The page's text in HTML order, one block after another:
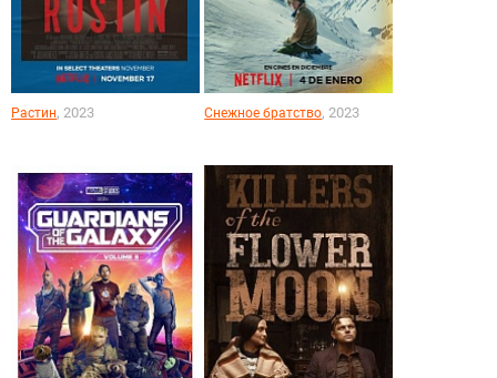
Растин, 2023 Снежное братство, 2023